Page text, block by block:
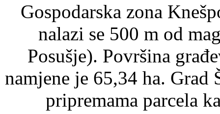
Gospodarska zona
nalazi se 500 m od
Posušje). Površina
namjene je 65,34 ha.
pripremama parcela